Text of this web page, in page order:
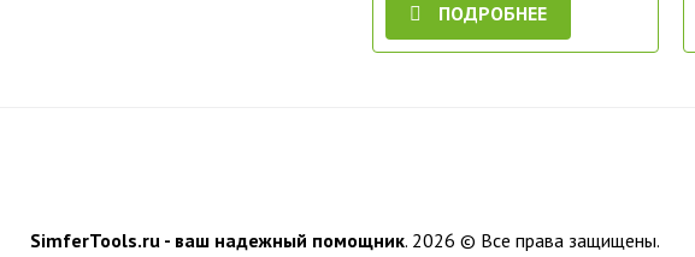
ПОДРОБНЕЕ
SimferTools.ru - ваш надежный помощник. 2026 © Все права защищены.